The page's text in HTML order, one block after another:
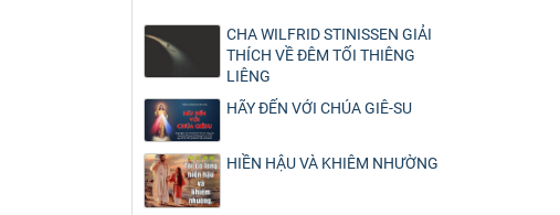
CHA WILFRID STINISSEN GIẢI
THÍCH VỀ ĐÊM TỐI THIÊNG
LIÊNG
HÃY ĐẾN VỚI CHÚA GIÊ-SU
HIỀN HẬU VÀ KHIÊM NHƯỜNG